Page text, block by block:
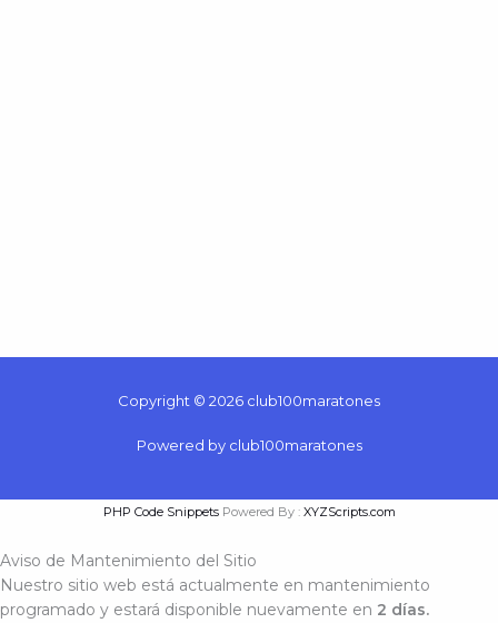
Copyright © 2026 club100maratones
Powered by club100maratones
PHP Code SnippetsPowered By : XYZScripts.com
Aviso de Mantenimiento del Sitio
Nuestro sitio web está actualmente en mantenimiento
programado y estará disponible nuevamente en 2 días.